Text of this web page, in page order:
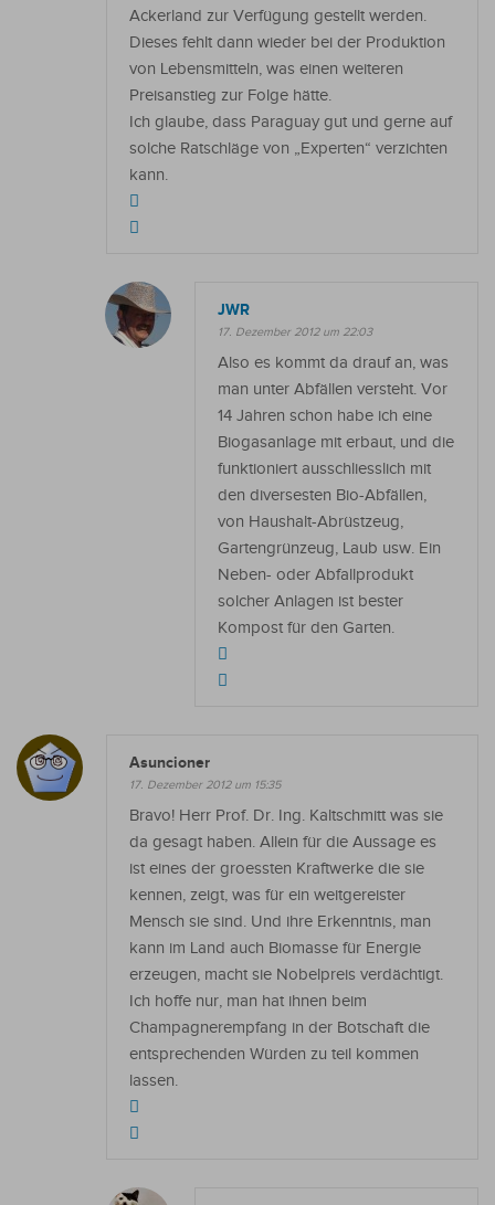
Ackerland zur Verfügung gestellt werden.
Dieses fehlt dann wieder bei der Produktion
von Lebensmitteln, was einen weiteren
Preisanstieg zur Folge hätte.
Ich glaube, dass Paraguay gut und gerne auf
solche Ratschläge von „Experten“ verzichten
kann.
JWR
17. Dezember 2012 um 22:03
Also es kommt da drauf an, was
man unter Abfällen versteht. Vor
14 Jahren schon habe ich eine
Biogasanlage mit erbaut, und die
funktioniert ausschliesslich mit
den diversesten Bio-Abfällen,
von Haushalt-Abrüstzeug,
Gartengrünzeug, Laub usw. Ein
Neben- oder Abfallprodukt
solcher Anlagen ist bester
Kompost für den Garten.
Asuncioner
17. Dezember 2012 um 15:35
Bravo! Herr Prof. Dr. Ing. Kaltschmitt was sie
da gesagt haben. Allein für die Aussage es
ist eines der groessten Kraftwerke die sie
kennen, zeigt, was für ein weitgereister
Mensch sie sind. Und ihre Erkenntnis, man
kann im Land auch Biomasse für Energie
erzeugen, macht sie Nobelpreis verdächtigt.
Ich hoffe nur, man hat ihnen beim
Champagnerempfang in der Botschaft die
entsprechenden Würden zu teil kommen
lassen.